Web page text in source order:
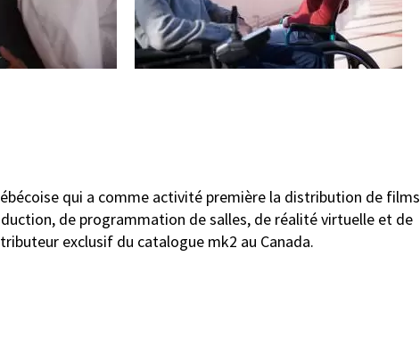
qui a comme activité première la distribution de films
de programmation de salles, de réalité virtuelle et de
exclusif du catalogue mk2 au Canada.